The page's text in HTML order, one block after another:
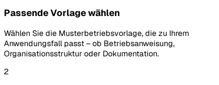
Passende Vorlage wählen
Wählen Sie die Musterbetriebsvorlage, die zu Ihrem
Anwendungsfall passt – ob Betriebsanweisung,
Organisationsstruktur oder Dokumentation.
2